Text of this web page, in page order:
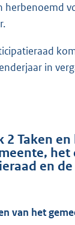
herbenoemd
in
2 Taken
het
en
van het